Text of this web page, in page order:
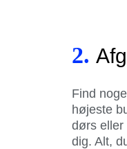
2.
Find
højeste
dørs eller
dig. Alt,